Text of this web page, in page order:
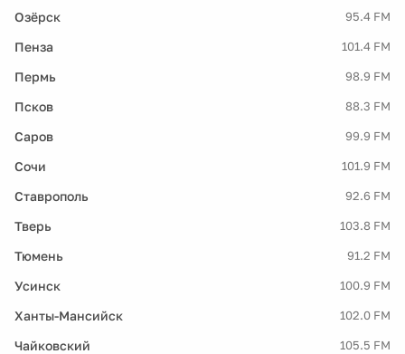
Озёрск 95.4 FM
Пенза 101.4 FM
Пермь 98.9 FM
Псков 88.3 FM
Саров 99.9 FM
Сочи 101.9 FM
Ставрополь 92.6 FM
Тверь 103.8 FM
Тюмень 91.2 FM
Усинск 100.9 FM
Ханты-Мансийск 102.0 FM
Чайковский 105.5 FM